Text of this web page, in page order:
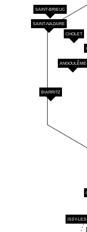
ANGOULÊME
BIARRITZ
CHOLET
ISSY-
SAINT-BRIEUC
SAINT-NAZAIRE